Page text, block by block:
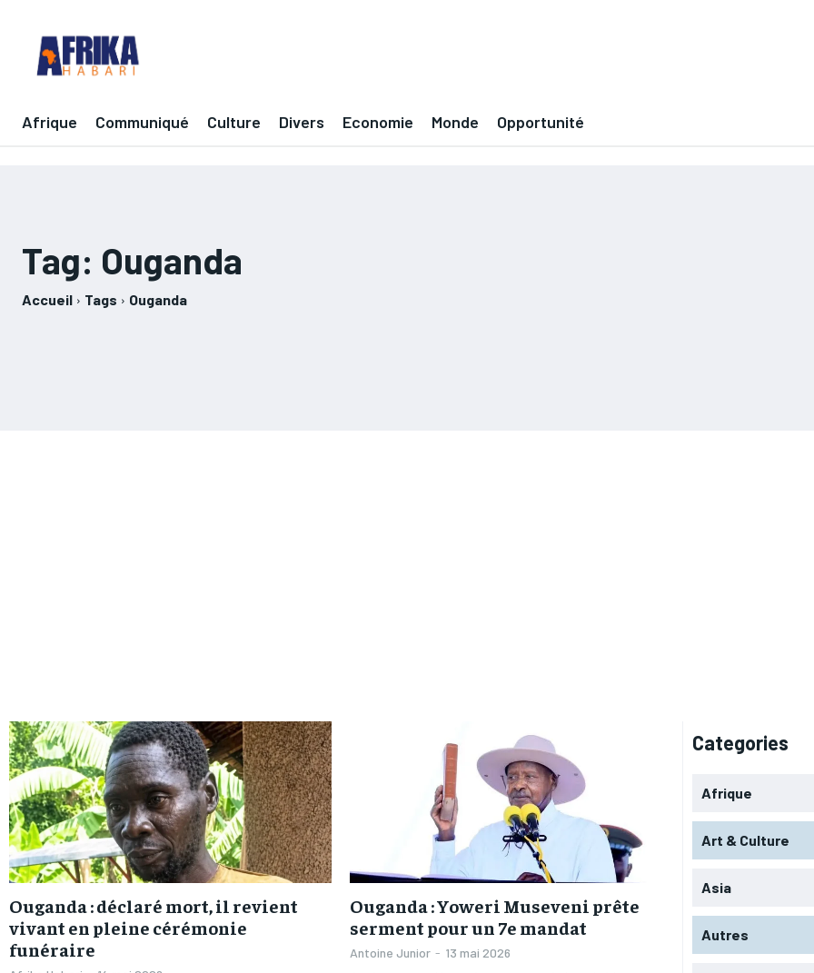
Afrique Communiqué Culture Divers Economie Monde Opportunité
Tag: Ouganda
Accueil Tags Ouganda
Ouganda : déclaré mort, il revient
vivant en pleine cérémonie
funéraire
Ouganda : Yoweri Museveni prête
serment pour un 7e mandat
Antoine Junior - 13 mai 2026
Categories
Afrique
Art & Culture
Asia
Autres